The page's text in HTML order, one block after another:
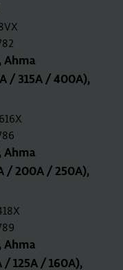
Ahma
/ 315A / 400A),
Ahma
/ 200A / 250A),
Ahma
/ 125A / 160A),